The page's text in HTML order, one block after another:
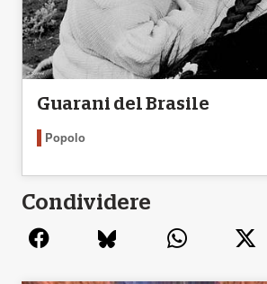
Guarani del Brasile
Popolo
Condividere